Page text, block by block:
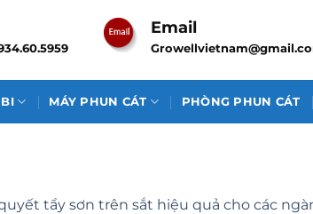
Email
MÁY PHUN CÁT PHÒNG PHUN CÁT
tẩy sơn trên sắt hiệu quả cho các